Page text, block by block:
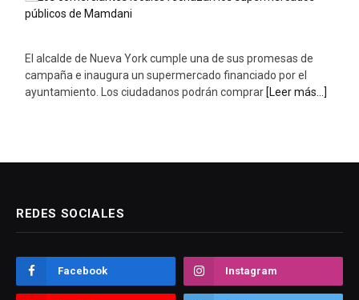
ayuntamiento. Los ciudadanos podrán comprar
REDES SOCIALES
Facebook Instagram